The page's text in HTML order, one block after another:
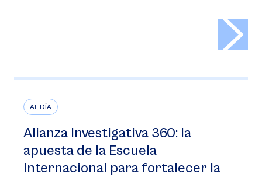
AL DÍA
Alianza Investigativa 360: la
apuesta de la Escuela
Internacional para fortalecer la